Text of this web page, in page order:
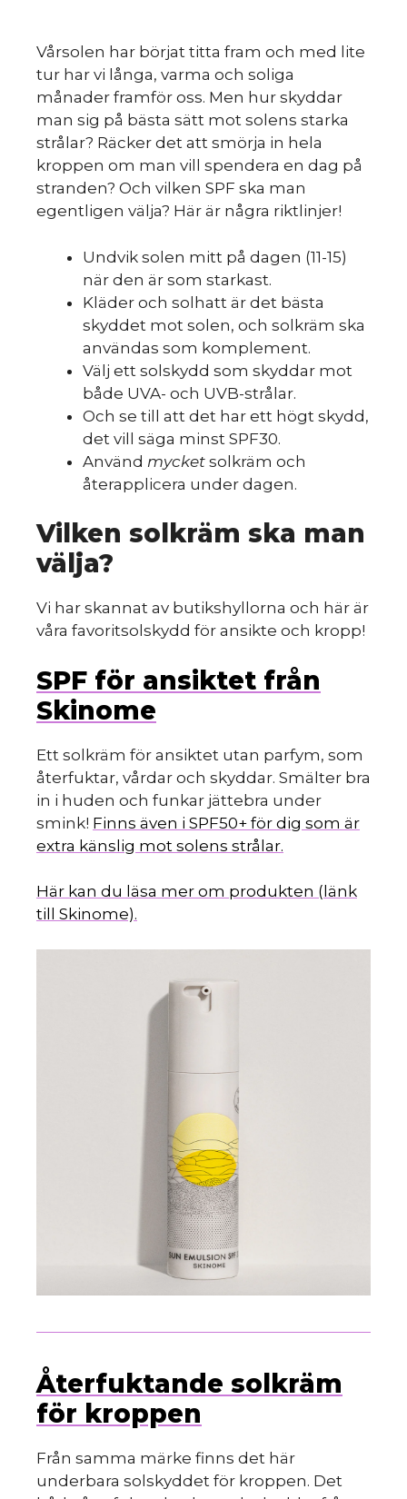
Vårsolen har börjat titta fram och med lite
tur har vi långa, varma och soliga
månader framför oss. Men hur skyddar
man sig på bästa sätt mot solens starka
strålar? Räcker det att smörja in hela
kroppen om man vill spendera en dag på
stranden? Och vilken SPF ska man
egentligen välja? Här är några riktlinjer!
Undvik solen mitt på dagen (11-15)
när den är som starkast.
Kläder och solhatt är det bästa
skyddet mot solen, och solkräm ska
användas som komplement.
Välj ett solskydd som skyddar mot
både UVA- och UVB-strålar.
Och se till att det har ett högt skydd,
det vill säga minst SPF30.
Använd mycket solkräm och
återapplicera under dagen.
Vilken solkräm ska man
välja?
Vi har skannat av butikshyllorna och här är
våra favoritsolskydd för ansikte och kropp!
SPF för ansiktet från
Skinome
Ett solkräm för ansiktet utan parfym, som
återfuktar, vårdar och skyddar. Smälter bra
in i huden och funkar jättebra under
smink! Finns även i SPF50+ för dig som är
extra känslig mot solens strålar.
Här kan du läsa mer om produkten (länk
till Skinome).
Återfuktande solkräm
för kroppen
Från samma märke finns det här
underbara solskyddet för kroppen. Det